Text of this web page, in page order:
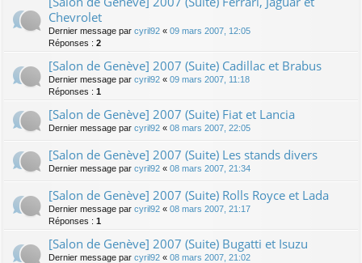
Chevrolet
Dernier message par cyril92 « 09 mars 2007, 12:05
Réponses : 2
[Salon de Genève] 2007 (Suite) Cadillac et Brabus
Dernier message par cyril92 « 09 mars 2007, 11:18
Réponses : 1
[Salon de Genève] 2007 (Suite) Fiat et Lancia
Dernier message par cyril92 « 08 mars 2007, 22:05
[Salon de Genève] 2007 (Suite) Les stands divers
Dernier message par cyril92 « 08 mars 2007, 21:34
[Salon de Genève] 2007 (Suite) Rolls Royce et Lada
Dernier message par cyril92 « 08 mars 2007, 21:17
Réponses : 1
[Salon de Genève] 2007 (Suite) Bugatti et Isuzu
Dernier message par cyril92 « 08 mars 2007, 21:02